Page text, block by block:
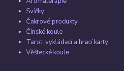
Svíčky
Čakrové produkty
Čínské koule
Tarot, vykládací a hrací karty
Věštecké koule